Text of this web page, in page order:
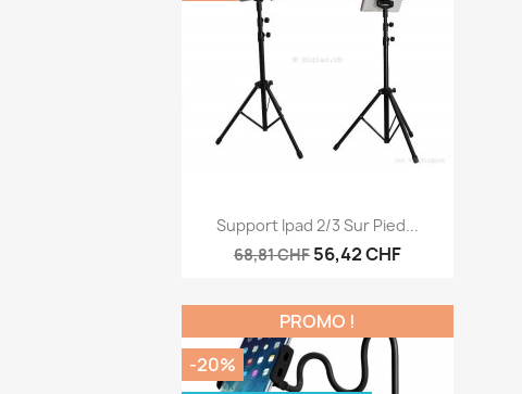
Aperçu rapide
Support Ipad 2/3 Sur Pied...
68,81 CHF 56,42 CHF
PROMO !
-20%